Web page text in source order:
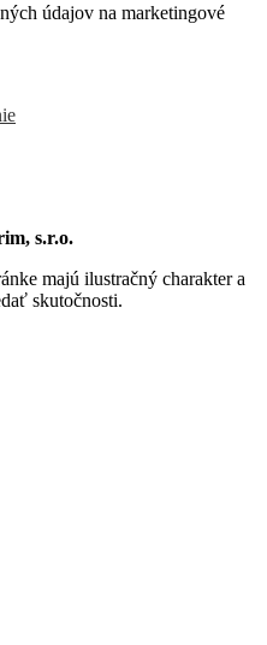
údajov na marketingové
s.r.o.
majú ilustračný charakter a
skutočnosti.